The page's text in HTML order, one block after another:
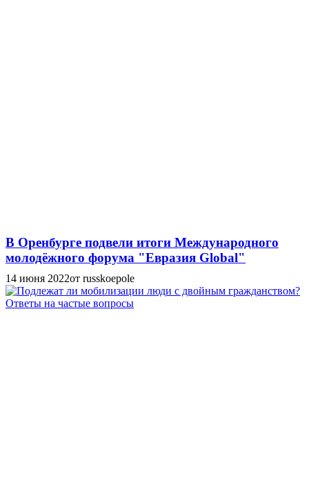
В Оренбурге подвели итоги Международного
молодёжного форума "Евразия Global"
14 июня 2022от russkoepole